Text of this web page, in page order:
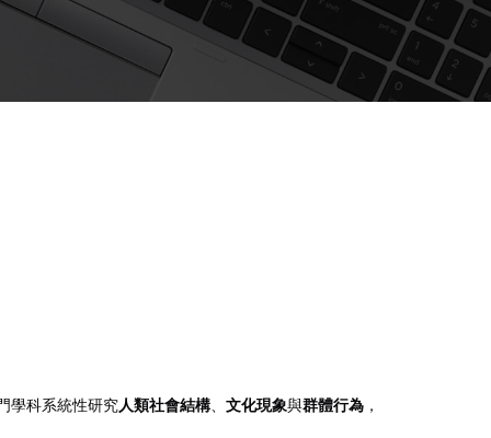
學科系統性研究人類社會結構、 文化現象與群體行為 ，